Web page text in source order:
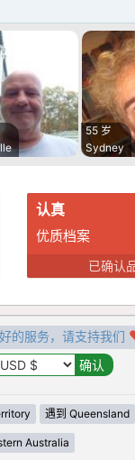
55 岁
Sydney
认真
优质档案
已确认
的服务，请支持我们
遇到 Queensland
Australia